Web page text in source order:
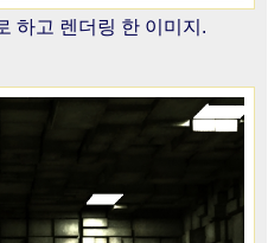
하고 렌더링 한 이미지.